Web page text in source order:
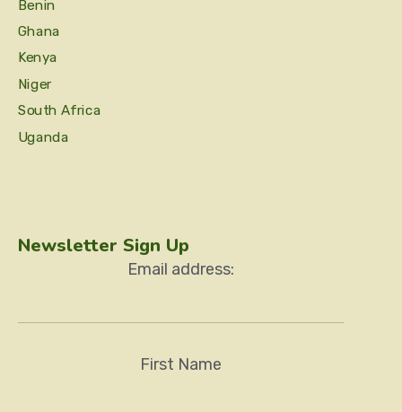
Benin
Ghana
Kenya
Niger
South Africa
Uganda
Newsletter Sign Up
Email address:
First Name